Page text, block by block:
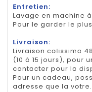
Entretien:
Lavage en machine à
Pour le garder le
Livraison:
Livraison colissimo
(10 à 15 jours), pour
contacter pour la
Pour un cadeau,
adresse que la votre.